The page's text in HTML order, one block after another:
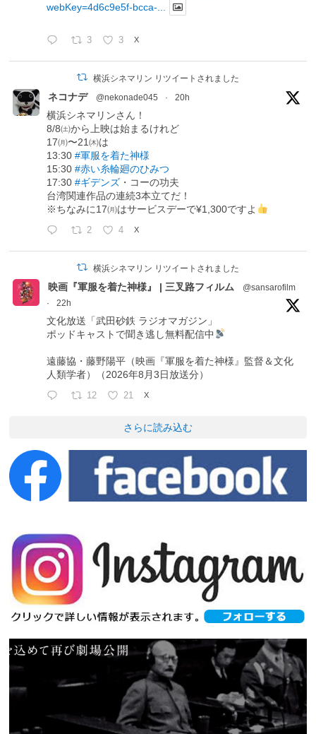
webKey=4d6c9e5f-bcca-...
3 3 X
横浜シネマリン リツイートされました
ネコナデ @nekonade045 · 20h
横浜シネマリンさん！
8/8㈯から上映は始まるけれど
17㈪〜21㈭は
13:30#軍服を着た神様
15:30#赤い糸輪廻のひみつ
17:30#ギデンズ ・コーの功夫
台湾関連作品の連続3本立てだ！
※ちなみに17㈪はサービスデーで¥1,300ですよ
2 4 X
横浜シネマリン リツイートされました
映画『軍服を着た神様』 | 三叉路フィルム
@sansarofilm
·
22h
文化放送「武田砂鉄 ラジオマガジン」
ポッドキャストで聞き逃し無料配信中
遠藤協・藤野陽平（映画『軍服を着た神様』監督＆文化
人類学者）（2026年8月3日放送分）
12 21 X
さらに読み込む